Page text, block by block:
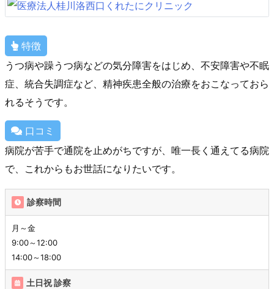
特徴
うつ病や躁うつ病などの気分障害をはじめ、不安障害や不眠
症、統合失調症など、精神疾患全般の治療をおこなっておら
れるそうです。
口コミ
病院が苦手で通院を止めがちですが、唯一長く通えてる病院
で、これからもお世話になりたいです。
診察時間
月～金
9:00～12:00
14:00～18:00
土日祝 診察